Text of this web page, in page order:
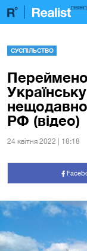
СУСПІЛЬСТВО
РФ (відео)
24 квiтня 2022 | 18:18